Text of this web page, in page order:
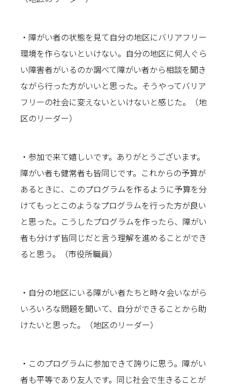
・障がい者の状態を見て自分の地区にバリアフリー
環境を作らないといけない。自分の地区に何人ぐら
い障害者がいるのか調べて障がい者から相談を聞き
ながら行った方がいいと思った。そうやってバリア
フリーの社会に変えないといけないと感じた。（地
区のリーダー）
・参加で来て嬉しいです。ありがとうございます。
障がい者も健常者も皆同じです。これからの予算が
あるときに、このプログラムを作るように予算を分
けてもっとこのようなプログラムを行った方が良い
と思った。こうしたプログラムを作ったら、障がい
者も分けず皆同じだと言う理解を進めることができ
ると思う。（市役所職員）
・自分の地区にいる障がい者たちと時々会いながら
いろいろな問題を聞いて、自分ができることから助
けたいと思った。（地区のリーダー）
・このプログラムに参加できて誇りに思う。障がい
者も平等であり友人です。同じ社会で生きることが